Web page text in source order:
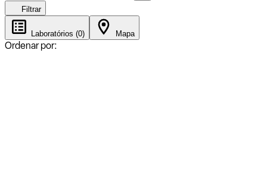
Filtrar
Laboratórios (0) Mapa
Ordenar por: